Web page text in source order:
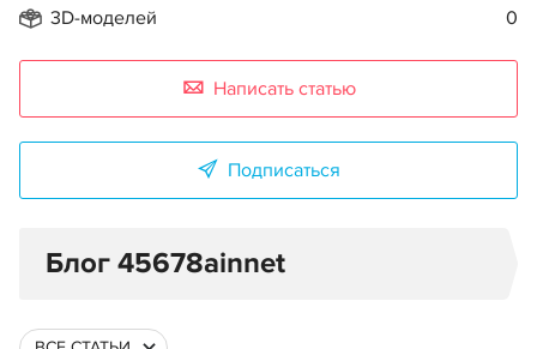
3D-моделей 0
Написать статью
Подписаться
Блог 45678ainnet